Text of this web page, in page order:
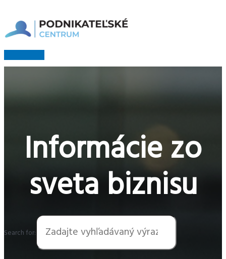
obsah
Hlavné
Menu
Informácie zo
sveta biznisu
Search for: